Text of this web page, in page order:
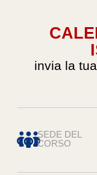
invia la
SEDE DEL
CORSO